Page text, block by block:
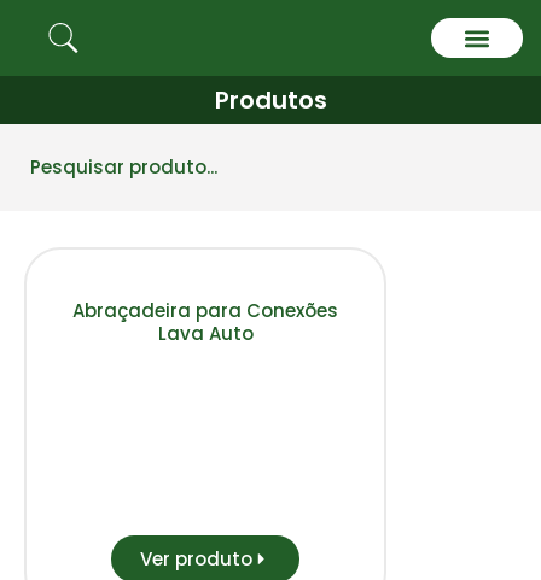
Produtos
Abraçadeira para Conexões
Lava Auto
Ver produto